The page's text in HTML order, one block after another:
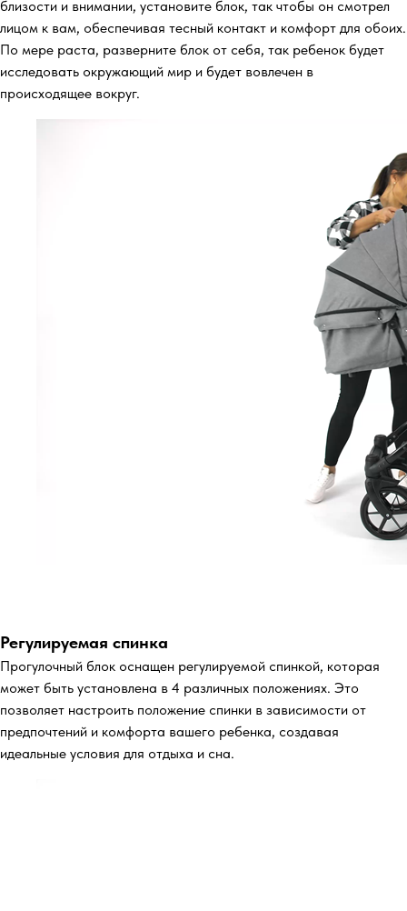
близости и внимании, установите блок, так чтобы он смотрел
лицом к вам, обеспечивая тесный контакт и комфорт для обоих.
По мере раста, разверните блок от себя, так ребенок будет
исследовать окружающий мир и будет вовлечен в
происходящее вокруг.
Регулируемая спинка
Прогулочный блок оснащен регулируемой спинкой, которая
может быть установлена в 4 различных положениях. Это
позволяет настроить положение спинки в зависимости от
предпочтений и комфорта вашего ребенка, создавая
идеальные условия для отдыха и сна.